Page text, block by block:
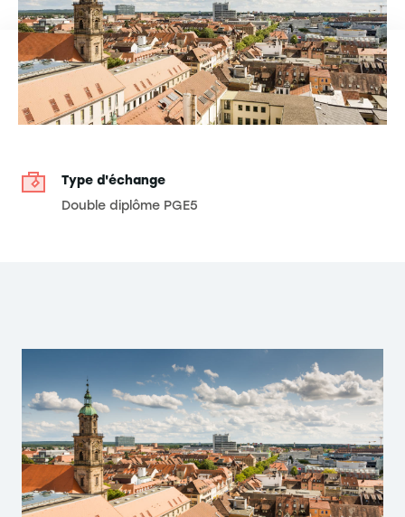
Type d'échange
Double diplôme PGE5